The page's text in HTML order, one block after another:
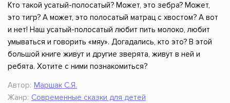
Кто такой усатый-полосатый? Может, это зебра? Может,
это тигр? А может, это полосатый матрац с хвостом? А вот
и нет! Наш усатый-полосатый любит пить молоко, любит
умываться и говорить «мяу». Догадались, кто это? В этой
большой книге живут и другие зверята, живут в ней и
ребята. Хотите с ними познакомиться?
Автор: Маршак С.Я.
Жанр: Современные сказки для детей